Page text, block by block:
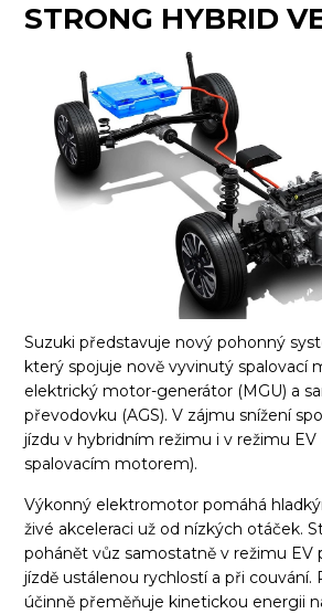
STRONG HYBRID
Suzuki představuje nový pohonný
který spojuje nově vyvinutý spalovací
elektrický motor-generátor (MGU) a
převodovku (AGS). V zájmu snížení
jízdu v hybridním režimu i v režimu
spalovacím motorem).
Výkonný elektromotor pomáhá
živé akceleraci už od nízkých otáček.
pohánět vůz samostatně v režimu EV
jízdě ustálenou rychlostí a při couvání.
účinně přeměňuje kinetickou energii